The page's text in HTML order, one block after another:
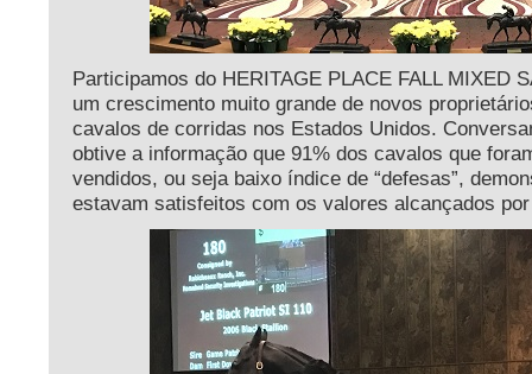
Participamos do HERITAGE PLACE FALL MIXED
um crescimento muito grande de novos
cavalos de corridas nos Estados Unidos.
obtive a informação que 91% dos cavalos que
vendidos, ou seja baixo índice de “defesas”,
estavam satisfeitos com os valores alcançados